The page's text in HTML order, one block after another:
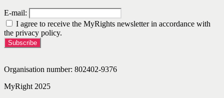
E-mail:
I agree to receive the MyRights newsletter in accordance with
the privacy policy.
Organisation number: 802402-9376
MyRight 2025